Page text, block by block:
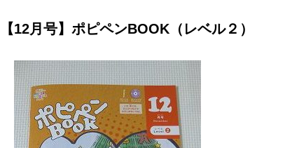
【12月号】ポピペンBOOK（レベル２）